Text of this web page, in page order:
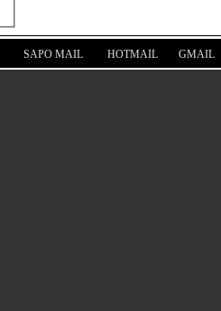
SAPO MAIL HOTMAIL GMAIL